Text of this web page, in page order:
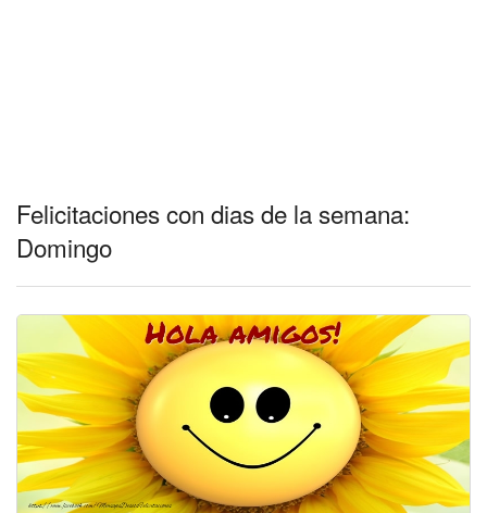
Felicitaciones con dias de la semana:
Domingo